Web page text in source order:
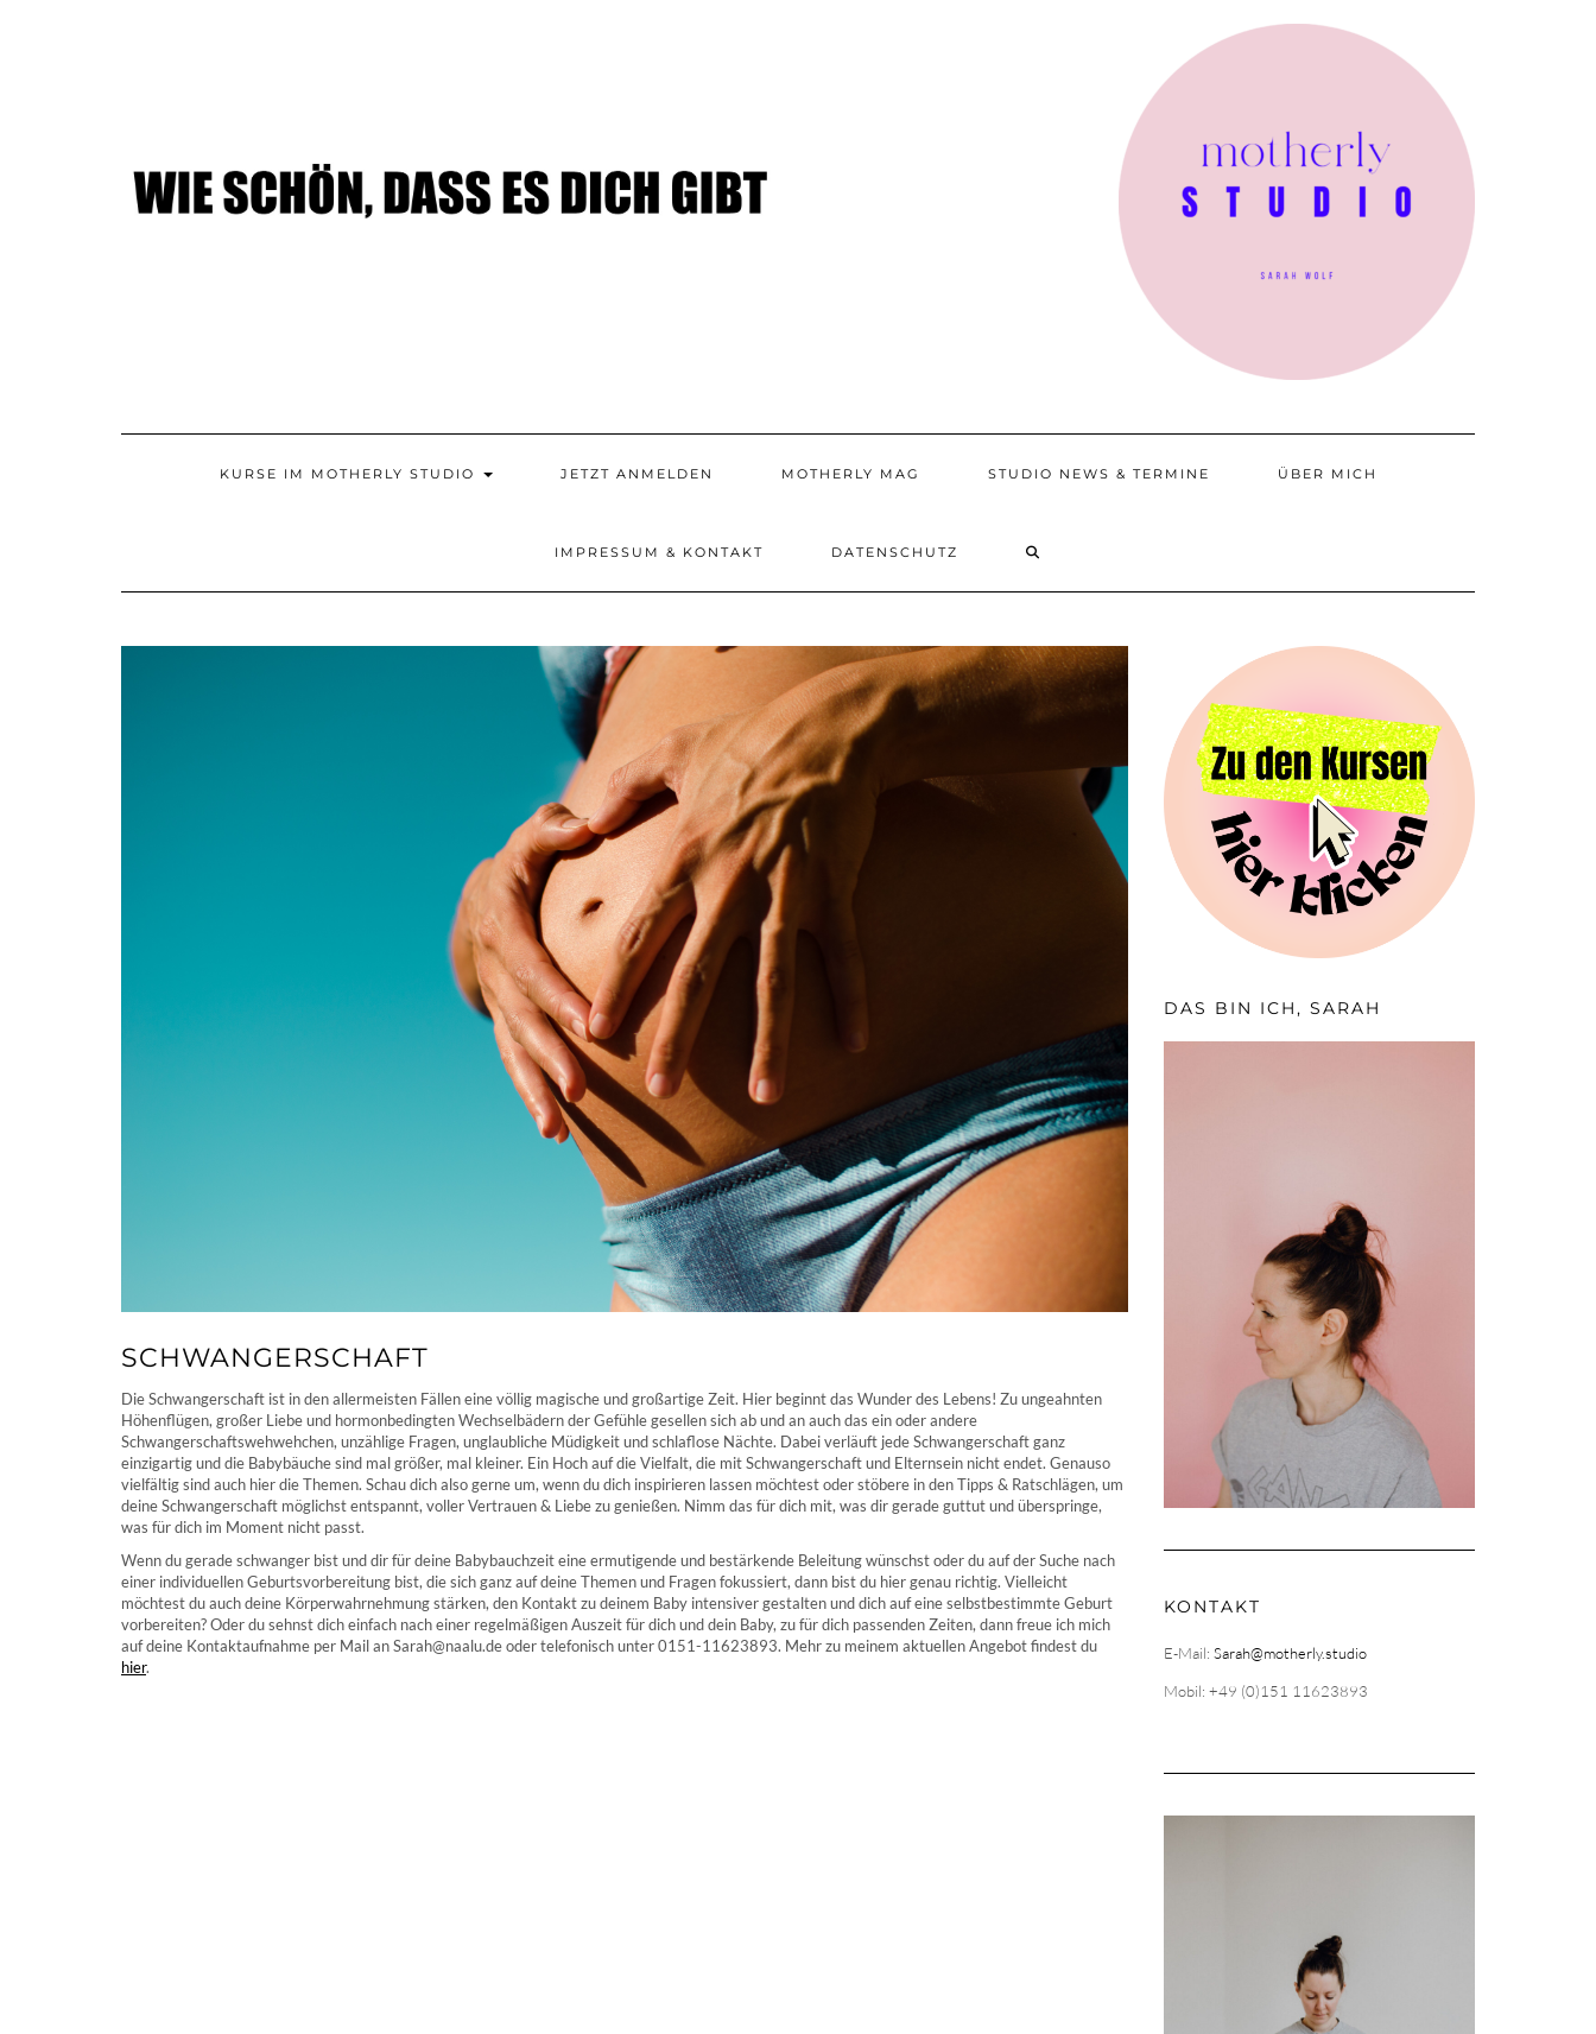
KURSE IM MOTHERLY STUDIO JETZT ANMELDEN MOTHERLY MAG STUDIO NEWS & TERMINE ÜBER MICH
IMPRESSUM & KONTAKT DATENSCHUTZ
SCHWANGERSCHAFT
Die Schwangerschaft ist in den allermeisten Fällen eine völlig magische und großartige Zeit. Hier beginnt das Wunder des Lebens! Zu ungeahnten
Höhenflügen, großer Liebe und hormonbedingten Wechselbädern der Gefühle gesellen sich ab und an auch das ein oder andere
Schwangerschaftswehwehchen, unzählige Fragen, unglaubliche Müdigkeit und schlaflose Nächte. Dabei verläuft jede Schwangerschaft ganz
einzigartig und die Babybäuche sind mal größer, mal kleiner. Ein Hoch auf die Vielfalt, die mit Schwangerschaft und Elternsein nicht endet. Genauso
vielfältig sind auch hier die Themen. Schau dich also gerne um, wenn du dich inspirieren lassen möchtest oder stöbere in den Tipps & Ratschlägen, um
deine Schwangerschaft möglichst entspannt, voller Vertrauen & Liebe zu genießen. Nimm das für dich mit, was dir gerade guttut und überspringe,
was für dich im Moment nicht passt.
Wenn du gerade schwanger bist und dir für deine Babybauchzeit eine ermutigende und bestärkende Beleitung wünschst oder du auf der Suche nach
einer individuellen Geburtsvorbereitung bist, die sich ganz auf deine Themen und Fragen fokussiert, dann bist du hier genau richtig. Vielleicht
möchtest du auch deine Körperwahrnehmung stärken, den Kontakt zu deinem Baby intensiver gestalten und dich auf eine selbstbestimmte Geburt
vorbereiten? Oder du sehnst dich einfach nach einer regelmäßigen Auszeit für dich und dein Baby, zu für dich passenden Zeiten, dann freue ich mich
auf deine Kontaktaufnahme per Mail an Sarah@naalu.de oder telefonisch unter 0151-11623893. Mehr zu meinem aktuellen Angebot findest du
hier.
DAS BIN ICH, SARAH
KONTAKT
E-Mail: Sarah@motherly.studio
Mobil: +49 (0)151 11623893